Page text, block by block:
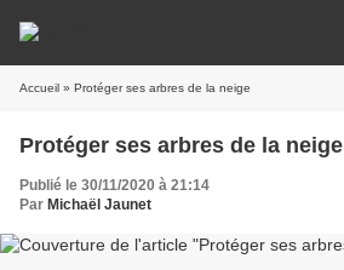
Accueil » Protéger ses arbres de la neige
Protéger ses arbres de la neige
Publié le 30/11/2020 à 21:14
Par Michaël Jaunet